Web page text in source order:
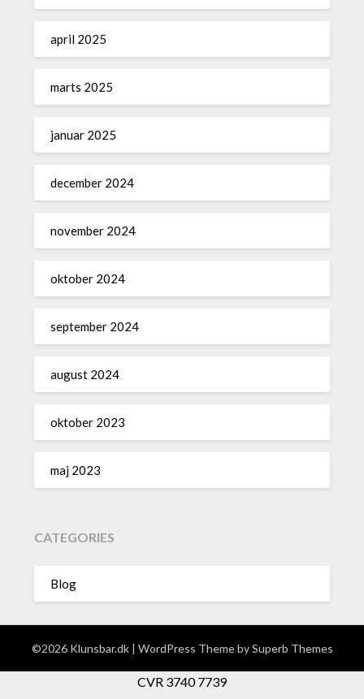
april 2025
marts 2025
januar 2025
december 2024
november 2024
oktober 2024
september 2024
august 2024
oktober 2023
maj 2023
CATEGORIES
Blog
©2026 Klunsbar.dk | WordPress Theme bySuperb Themes
CVR 3740 7739